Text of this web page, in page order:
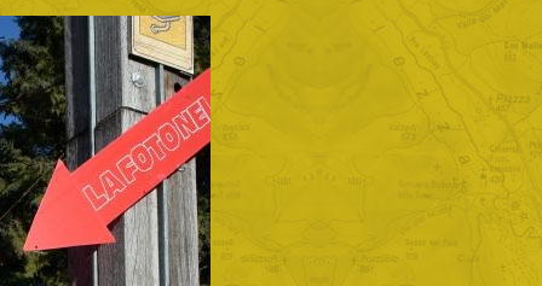
ARTE E CULTURA
COMMERCIO
DINTORNI
CONTATTI